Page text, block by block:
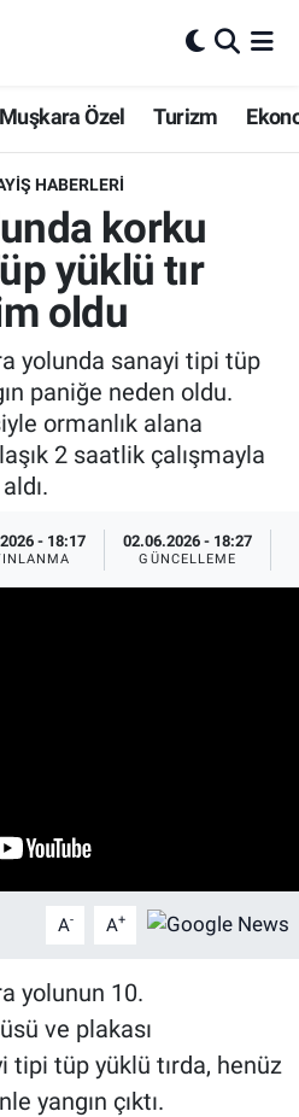
Muşkara Özel Turizm
HABERLERI
korku
yüklü tır
oldu
yolunda sanayi tipi tüp
paniğe neden oldu.
ormanlık alana
2 saatlik çalışmayla
- 18:17 02.06.2026 - 18:27
GÜNCELLEME
A- A+
yolunun 10.
ve plakası
tipi tüp yüklü tırda, henüz
yangın çıktı.
Haritası
ve Fikstür